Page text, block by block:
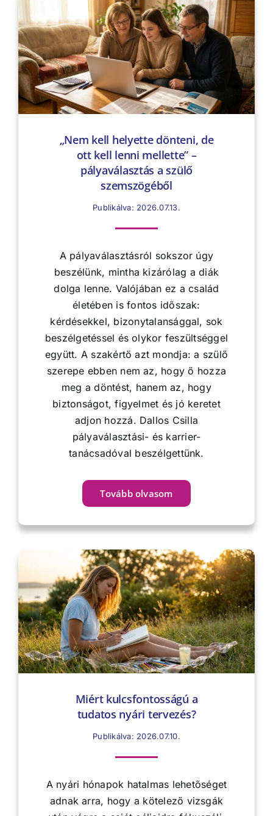
„Nem kell helyette dönteni, de
ott kell lenni mellette” –
pályaválasztás a szülő
szemszögéből
Publikálva: 2026.07.13.
A pályaválasztásról sokszor úgy
beszélünk, mintha kizárólag a diák
dolga lenne. Valójában ez a család
életében is fontos időszak:
kérdésekkel, bizonytalansággal, sok
beszélgetéssel és olykor feszültséggel
együtt. A szakértő azt mondja: a szülő
szerepe ebben nem az, hogy ő hozza
meg a döntést, hanem az, hogy
biztonságot, figyelmet és jó keretet
adjon hozzá. Dallos Csilla
pályaválasztási- és karrier-
tanácsadóval beszélgettünk.
Tovább olvasom
Miért kulcsfontosságú a
tudatos nyári tervezés?
Publikálva: 2026.07.10.
A nyári hónapok hatalmas lehetőséget
adnak arra, hogy a kötelező vizsgák